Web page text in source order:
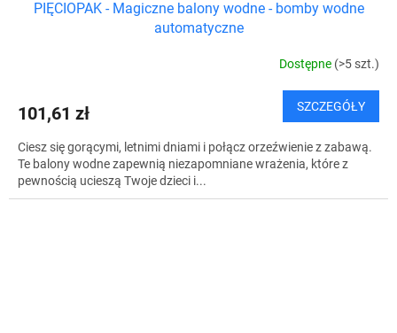
PIĘCIOPAK - Magiczne balony wodne - bomby wodne
automatyczne
Dostępne (>5 szt.)
101,61 zł SZCZEGÓŁY
Ciesz się gorącymi, letnimi dniami i połącz orzeźwienie z zabawą.
Te balony wodne zapewnią niezapomniane wrażenia, które z
pewnością ucieszą Twoje dzieci i...